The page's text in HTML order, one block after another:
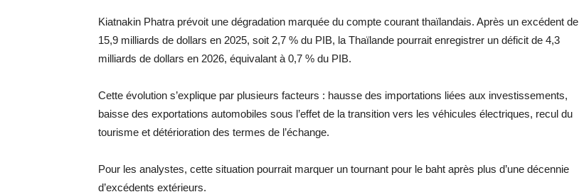
Kiatnakin Phatra prévoit une dégradation marquée du compte courant thaïlandais. Après un excédent de
15,9 milliards de dollars en 2025, soit 2,7 % du PIB, la Thaïlande pourrait enregistrer un déficit de 4,3
milliards de dollars en 2026, équivalant à 0,7 % du PIB.
Cette évolution s’explique par plusieurs facteurs : hausse des importations liées aux investissements,
baisse des exportations automobiles sous l’effet de la transition vers les véhicules électriques, recul du
tourisme et détérioration des termes de l’échange.
Pour les analystes, cette situation pourrait marquer un tournant pour le baht après plus d’une décennie
d’excédents extérieurs.